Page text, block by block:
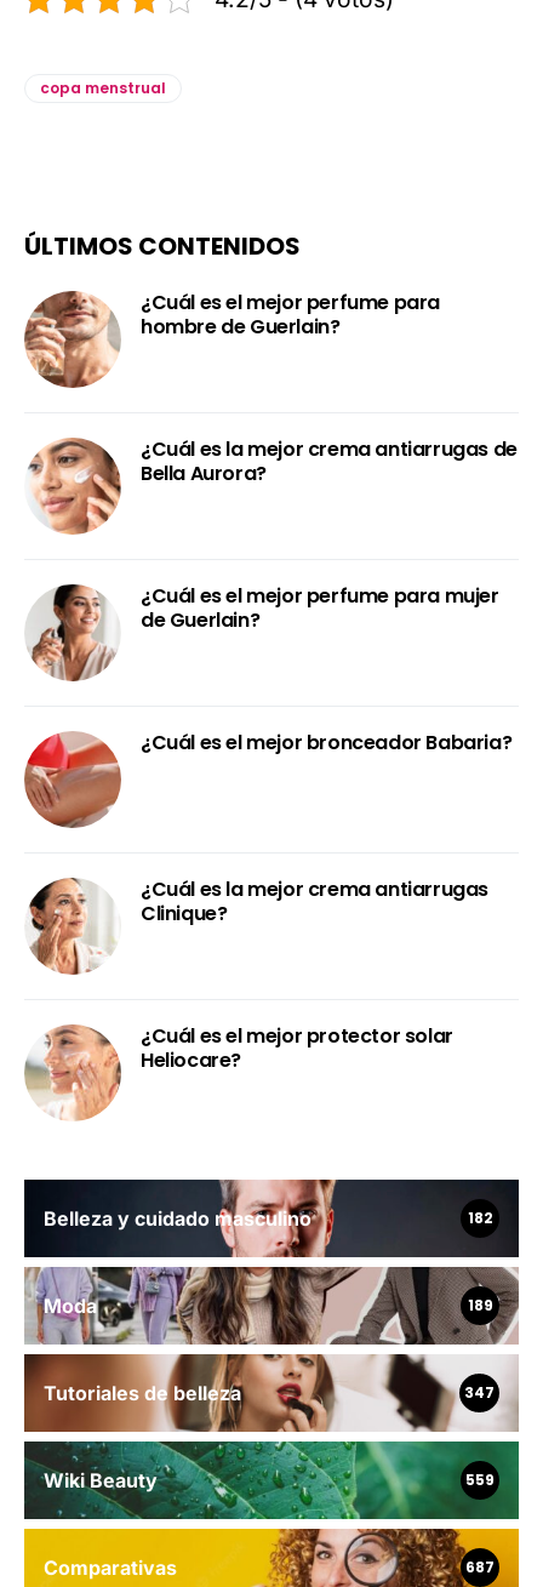
copa menstrual
ÚLTIMOS CONTENIDOS
¿Cuál es el mejor perfume para
hombre de Guerlain?
¿Cuál es la mejor crema antiarrugas de
Bella Aurora?
¿Cuál es el mejor perfume para mujer
de Guerlain?
¿Cuál es el mejor bronceador Babaria?
¿Cuál es la mejor crema antiarrugas
Clinique?
¿Cuál es el mejor protector solar
Heliocare?
Belleza y cuidado masculino 182
Moda 189
Tutoriales de belleza 347
Wiki Beauty 559
Comparativas 687